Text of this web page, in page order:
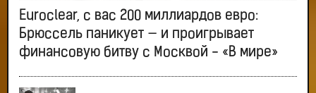
Euroclear, с вас 200 миллиардов евро:
Брюссель паникует — и проигрывает
финансовую битву с Москвой - «В мире»